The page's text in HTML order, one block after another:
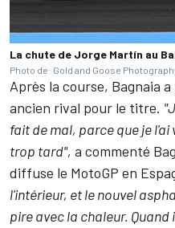
La chute de Jorge Martín au
Photo de: Gold and Goose
Après la course, Bagnaia
ancien rival pour le titre.
fait de mal, parce que je l'ai
trop tard", a commenté
diffuse le MotoGP en
l'intérieur, et le nouvel
pire avec la chaleur.